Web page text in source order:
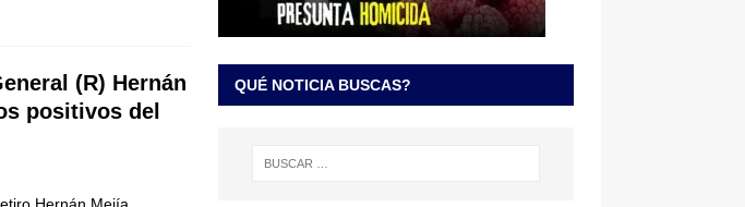
(R) Hernán
positivos del
Hernán Mejía
QUÉ NOTICIA BUSCAS?